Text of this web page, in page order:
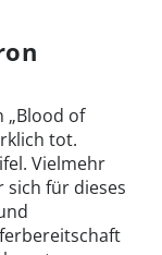
„Blood of
tot.
Vielmehr
sich für dieses